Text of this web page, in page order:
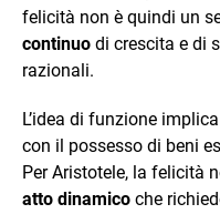
felicità non è quindi un
continuo di crescita e di
razionali.
L’idea di funzione
con il possesso di beni
Per Aristotele, la felicità
atto dinamico che